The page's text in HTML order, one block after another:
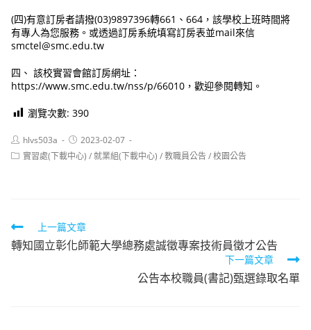
(四)有意訂房者請撥(03)9897396轉661、664，該學校上班時間將
有專人為您服務。或透過訂房系統填寫訂房表並mail來信
smctel@smc.edu.tw
四、 該校實習會館訂房網址：
https://www.smc.edu.tw/nss/p/66010，歡迎參閱轉知。
瀏覽次數: 390
Post
author:
hlvs503a
Post
published:
2023-02-07
Post實習處(下載中心) /就業組(下載中心) /教職員公告/校園公告
Read
more
上一篇文章
轉知國立彰化師範大學總務處誠徵專案技術員徵才公告
下一篇文章
公告本校職員(書記)甄選錄取名單